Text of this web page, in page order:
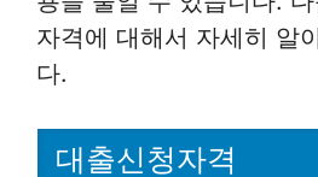
자격에 대해서 자세히 알
다.
대출신청자격